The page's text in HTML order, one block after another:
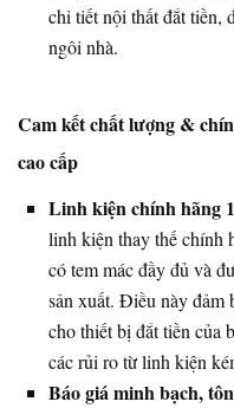
chi tiết nội thất đắt tiền,
ngôi nhà.
Cam kết chất lượng &
cao cấp
Linh kiện chính hãng
linh kiện thay thế chính
có tem mác đầy đủ và
sản xuất. Điều này đảm
cho thiết bị đắt tiền của
các rủi ro từ linh kiện
Báo giá minh bạch,